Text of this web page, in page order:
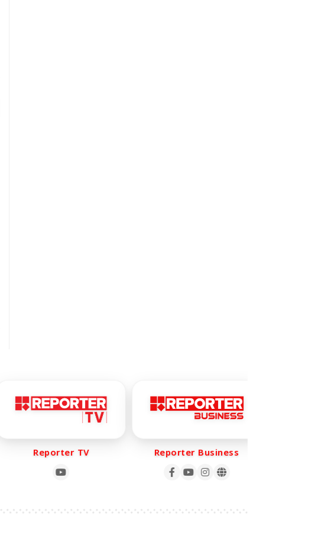
Reporter TV Reporter Business